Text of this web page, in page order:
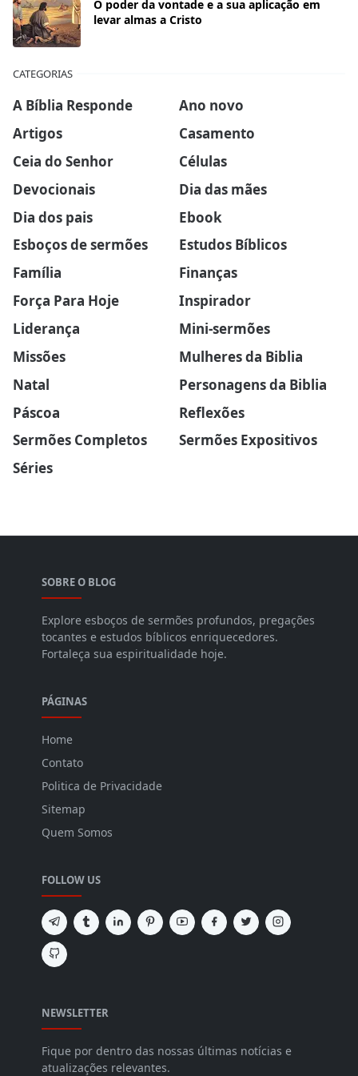
O poder da vontade e a sua aplicação em
levar almas a Cristo
CATEGORIAS
A Bíblia Responde
Ano novo
Artigos
Casamento
Ceia do Senhor
Células
Devocionais
Dia das mães
Dia dos pais
Ebook
Esboços de sermões
Estudos Bíblicos
Família
Finanças
Força Para Hoje
Inspirador
Liderança
Mini-sermões
Missões
Mulheres da Biblia
Natal
Personagens da Biblia
Páscoa
Reflexões
Sermões Completos
Sermões Expositivos
Séries
SOBRE O BLOG
Explore esboços de sermões profundos, pregações
tocantes e estudos bíblicos enriquecedores.
Fortaleça sua espiritualidade hoje.
PÁGINAS
Home
Contato
Politica de Privacidade
Sitemap
Quem Somos
FOLLOW US
NEWSLETTER
Fique por dentro das nossas últimas notícias e
atualizações relevantes.